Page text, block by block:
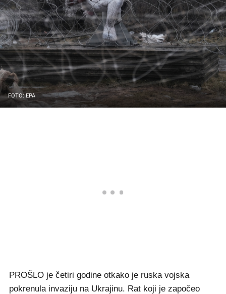
FOTO: EPA
PROŠLO je četiri godine otkako je ruska vojska
pokrenula invaziju na Ukrajinu. Rat koji je započeo